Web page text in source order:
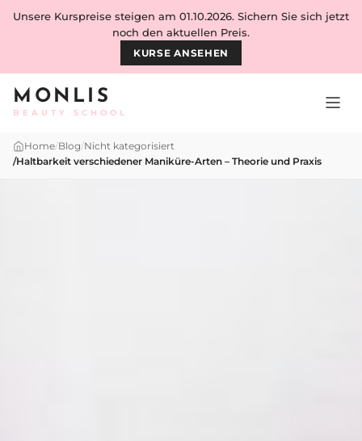
Skip to content
MONLIS
BEAUTY SCHOOL
Unsere Kurspreise steigen am 01.10.2026. Sichern Sie sich jetzt
noch den aktuellen Preis.
KURSE ANSEHEN
Home/Blog/Nicht kategorisiert
/Haltbarkeit verschiedener Maniküre-Arten – Theorie und Praxis